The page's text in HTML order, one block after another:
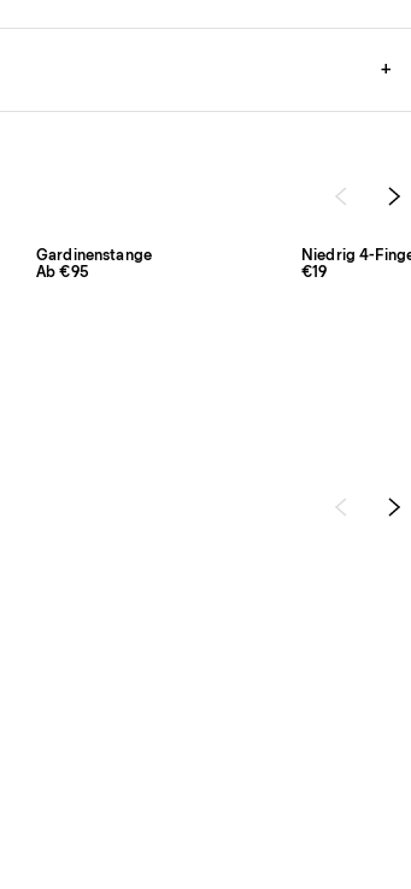
+
Gardinenstange
Ab €95
Niedrig 4-
€19